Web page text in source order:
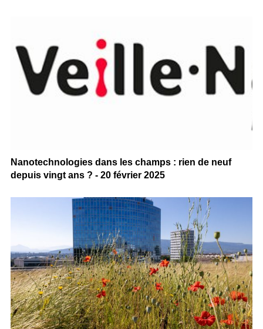
Nanotechnologies dans les champs : rien de neuf
depuis vingt ans ? - 20 février 2025